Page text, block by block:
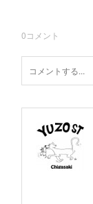
0コメント